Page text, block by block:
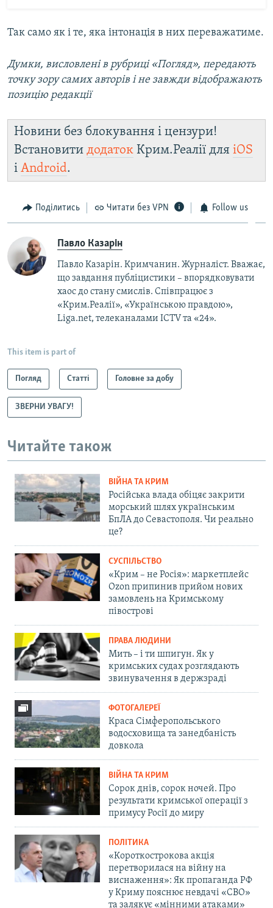
Так само як і те, яка інтонація в них переважатиме.
Думки, висловлені в рубриці «Погляд», передають
точку зору самих авторів і не завжди відображають
позицію редакції
Новини без блокування і цензури!
Встановити додаток Крим.Реалії для iOS
і Android.
Поділитись Читати без VPN Follow us
Павло Казарін
Павло Казарін. Кримчанин. Журналіст. Вважає,
що завдання публіцистики – впорядковувати
хаос до стану смислів. Співпрацює з
«Крим.Реалії», «Українською правдою»,
Liga.net, телеканалами ICTV та «24».
This item is part of
Погляд Статті Головне за добу
ЗВЕРНИ УВАГУ!
Читайте також
ВІЙНА ТА КРИМ
Російська влада обіцяє закрити
морський шлях українським
БпЛА до Севастополя. Чи реально
це?
СУСПІЛЬСТВО
«Крим – не Росія»: маркетплейс
Ozon припинив прийом нових
замовлень на Кримському
півострові
ПРАВА ЛЮДИНИ
Мить – і ти шпигун. Як у
кримських судах розглядають
звинувачення в держзраді
ФОТОГАЛЕРЕЇ
Краса Сімферопольського
водосховища та занедбаність
довкола
ВІЙНА ТА КРИМ
Сорок днів, сорок ночей. Про
результати кримської операції з
примусу Росії до миру
ПОЛІТИКА
«Короткострокова акція
перетворилася на війну на
виснаження»: Як пропаганда РФ
у Криму пояснює невдачі «СВО»
та залякує «мінними атаками»